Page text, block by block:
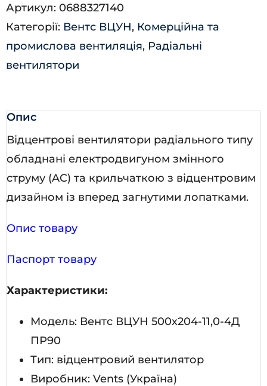
11,0-
4Д
ПР90
кількість
Артикул: 0688327140
Категорії: Вентс ВЦУН, Комерційна та
промислова вентиляція, Радіальні
вентилятори
Опис
Відцентрові вентилятори радіального типу
обладнані електродвигуном змінного
струму (AC) та крильчаткою з відцентровим
дизайном із вперед загнутими лопатками.
Опис товару
Паспорт товару
Характеристики:
Модель: Вентс ВЦУН 500х204-11,0-4Д
ПР90
Тип: відцентровий вентилятор
Виробник: Vents (Україна)